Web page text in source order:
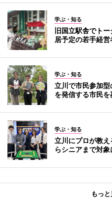
学ぶ・知る
旧国立駅舎でト
居予定の若手経営
学ぶ・知る
立川で市民参加
を発信する市民を
学ぶ・知る
立川にプロが教
らシニアまで対象
もっ